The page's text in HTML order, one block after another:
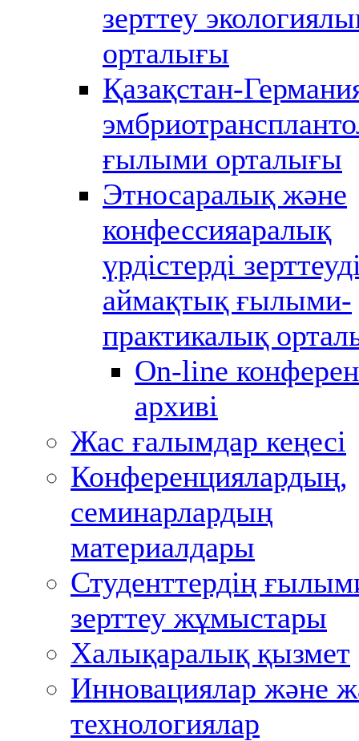
зерттеу
орталығы
Қазақстан-
ғылыми орталығы
Этносаралық және
конфессияаралық
үрдістерді
аймақтық ғылыми-
практикалық
Оn-line
архиві
Жас ғалымдар кеңесі
Конференциялардың,
семинарлардың
материалдары
Студенттердің
зерттеу жұмыстары
Халықаралық қызмет
Инновациялар және
технологиялар